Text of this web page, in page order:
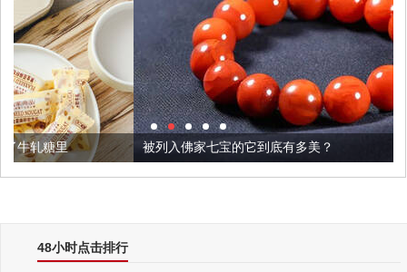
被列入佛家七宝的它到底有多美？
48小时点击排行